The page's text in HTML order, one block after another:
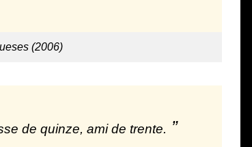
(2006)
de quinze, ami de trente.